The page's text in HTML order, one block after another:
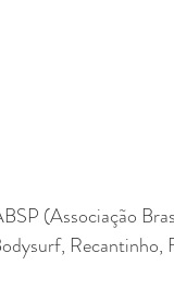
(Associação
Recantinho,